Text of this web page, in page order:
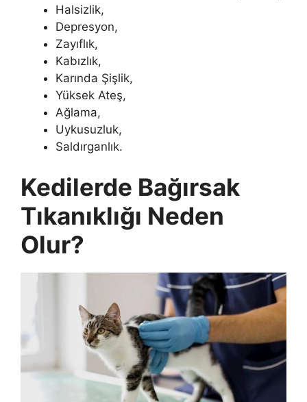
Halsizlik,
Depresyon,
Zayıflık,
Kabızlık,
Karında Şişlik,
Yüksek Ateş,
Ağlama,
Uykusuzluk,
Saldırganlık.
Kedilerde Bağırsak
Tıkanıklığı Neden
Olur?